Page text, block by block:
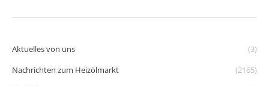
Aktuelles von uns
(3)
Nachrichten zum Heizölmarkt
(2165)